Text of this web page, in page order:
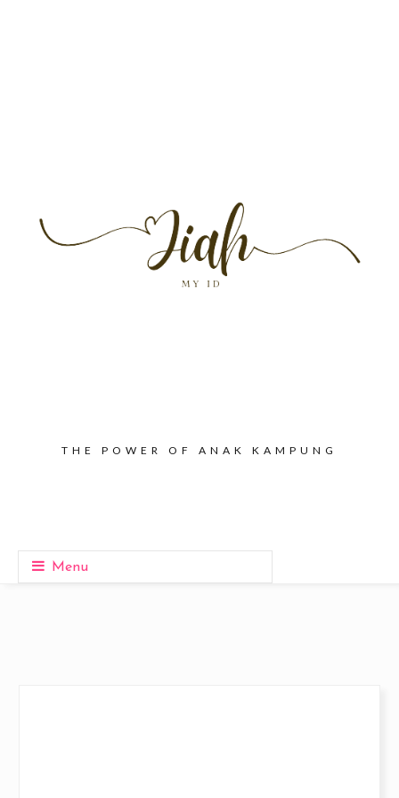
THE POWER OF ANAK KAMPUNG
Menu